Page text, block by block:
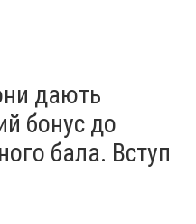
дають
бонус до
бала. Вступ